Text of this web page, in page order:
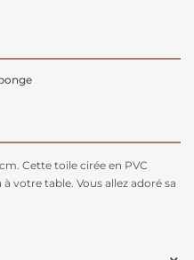
Cette toile cirée en PVC
votre table. Vous allez adoré sa